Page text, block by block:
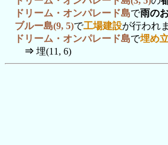
ドリーム・オンパレード島で雨の
ブルー島(9, 5)で工場建設が行われ
ドリーム・オンパレード島で埋め
⇒ 埋(11, 6)